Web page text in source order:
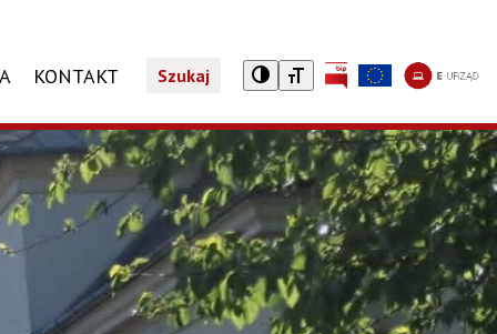
Szukaj
JEDNOSTKI ORGANIZACYJNE
Wykaz jednostek organizacyjnych
przemocą domową
PROGRAMY SPOŁECZNE
Żyrardowska Karta Mieszkańca
Karta Dużej Rodziny
Karta Seniora
NIEZBĘDNIK
Gastronomia
REJESTR DZIAŁALNOŚCI REGULOWANEJ
KONTAKT